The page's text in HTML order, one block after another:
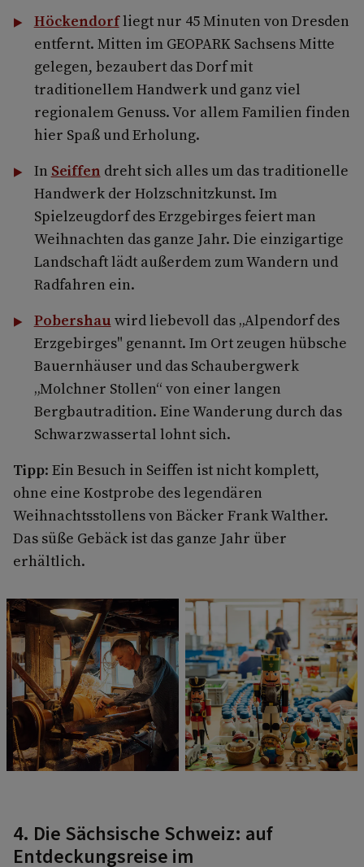
Höckendorfliegt nur 45 Minuten von Dresden
entfernt. Mitten im GEOPARK Sachsens Mitte
gelegen, bezaubert das Dorf mit
traditionellem Handwerk und ganz viel
regionalem Genuss. Vor allem Familien finden
hier Spaß und Erholung.
In Seiffen dreht sich alles um das traditionelle
Handwerk der Holzschnitzkunst. Im
Spielzeugdorf des Erzgebirges feiert man
Weihnachten das ganze Jahr. Die einzigartige
Landschaft lädt außerdem zum Wandern und
Radfahren ein.
Pobershau wird liebevoll das „Alpendorf des
Erzgebirges" genannt. Im Ort zeugen hübsche
Bauernhäuser und das Schaubergwerk
„Molchner Stollen“ von einer langen
Bergbautradition. Eine Wanderung durch das
Schwarzwassertal lohnt sich.
Tipp: Ein Besuch in Seiffen ist nicht komplett,
ohne eine Kostprobe des legendären
Weihnachtsstollens von Bäcker Frank Walther.
Das süße Gebäck ist das ganze Jahr über
erhältlich.
4. Die Sächsische Schweiz: auf
Entdeckungsreise im